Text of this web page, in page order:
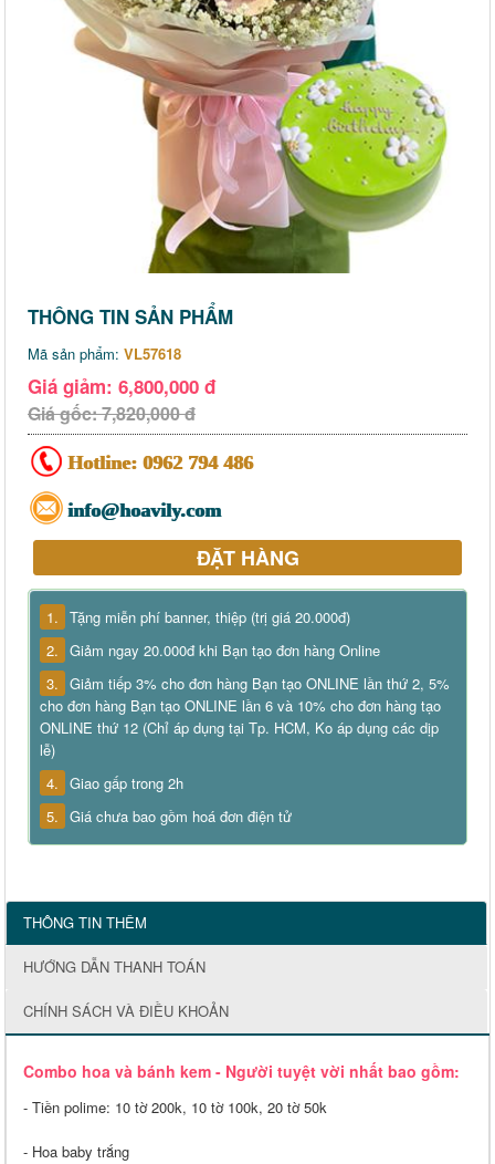
THÔNG TIN SẢN PHẨM
Mã sản phẩm: VL57618
Giá giảm: 6,800,000 đ
Giá gốc: 7,820,000 đ
Hotline: 0962 794 486
info@hoavily.com
ĐẶT HÀNG
1. Tặng miễn phí banner, thiệp (trị giá 20.000đ)
2. Giảm ngay 20.000đ khi Bạn tạo đơn hàng Online
3. Giảm tiếp 3% cho đơn hàng Bạn tạo ONLINE lần thứ 2, 5%
cho đơn hàng Bạn tạo ONLINE lần 6 và 10% cho đơn hàng tạo
ONLINE thứ 12 (Chỉ áp dụng tại Tp. HCM, Ko áp dụng các dịp
lễ)
4. Giao gấp trong 2h
5. Giá chưa bao gồm hoá đơn điện tử
THÔNG TIN THÊM
HƯỚNG DẪN THANH TOÁN
CHÍNH SÁCH VÀ ĐIỀU KHOẢN
Combo hoa và bánh kem - Người tuyệt vời nhất bao gồm:
- Tiền polime: 10 tờ 200k, 10 tờ 100k, 20 tờ 50k
- Hoa baby trắng